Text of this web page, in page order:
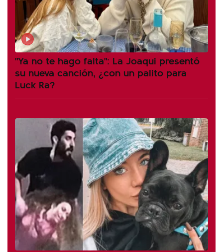
"Ya no te hago falta": La Joaqui presentó
su nueva canción, ¿con un palito para
Luck Ra?